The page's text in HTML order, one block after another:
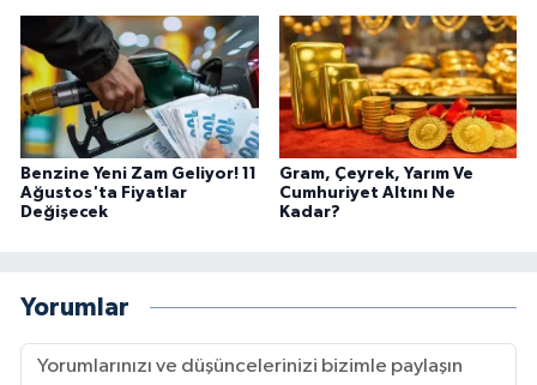
Benzine Yeni Zam Geliyor! 11
Ağustos'ta Fiyatlar
Değişecek
Gram, Çeyrek, Yarım Ve
Cumhuriyet Altını Ne
Kadar?
Yorumlar